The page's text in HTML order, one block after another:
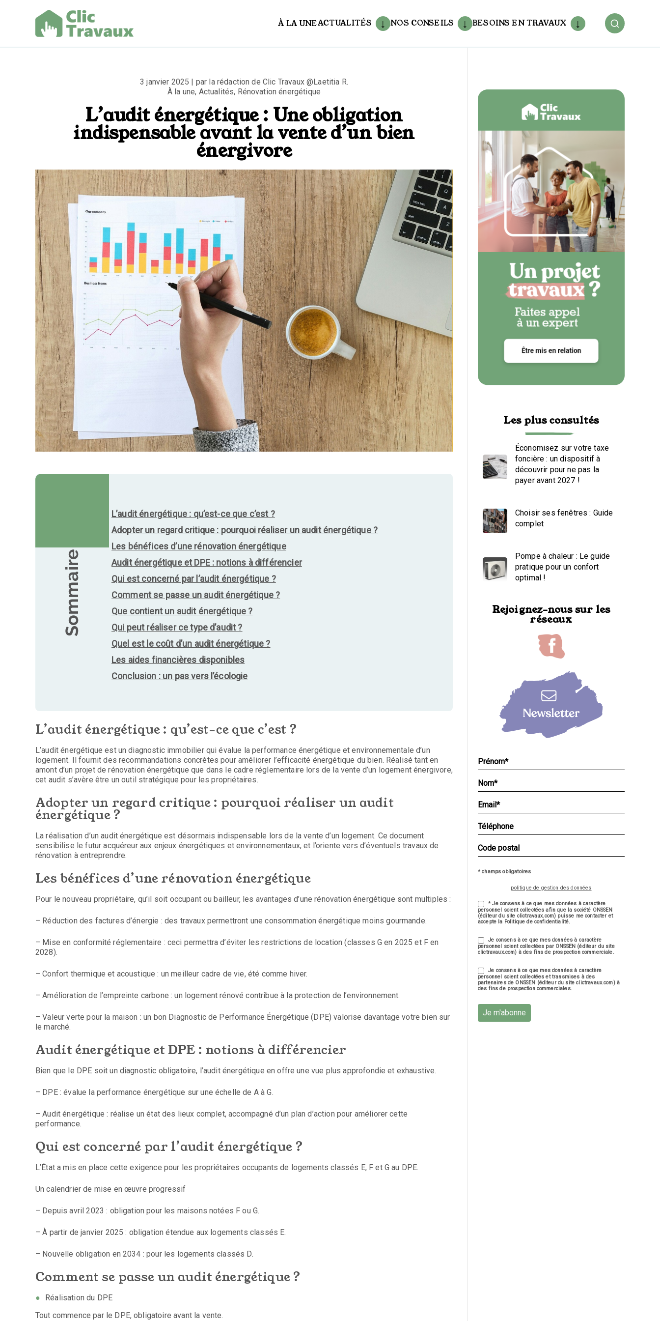
À LA UNEACTUALITÉS NOS CONSEILS BESOINS EN TRAVAUX
3 janvier 2025 | par la rédaction de Clic Travaux @Laetitia R.
À la une, Actualités, Rénovation énergétique
L’audit énergétique : Une obligation
indispensable avant la vente d’un bien
énergivore
Sommaire
L’audit énergétique : qu’est-ce que c’est ?
Adopter un regard critique : pourquoi réaliser un audit énergétique ?
Les bénéfices d’une rénovation énergétique
Audit énergétique et DPE : notions à différencier
Qui est concerné par l’audit énergétique ?
Comment se passe un audit énergétique ?
Que contient un audit énergétique ?
Qui peut réaliser ce type d’audit ?
Quel est le coût d’un audit énergétique ?
Les aides financières disponibles
Conclusion : un pas vers l’écologie
L’audit énergétique : qu’est-ce que c’est ?
L’audit énergétique est un diagnostic immobilier qui évalue la performance énergétique et environnementale d’un
logement. Il fournit des recommandations concrètes pour améliorer l’efficacité énergétique du bien. Réalisé tant en
amont d’un projet de rénovation énergétique que dans le cadre réglementaire lors de la vente d’un logement énergivore,
cet audit s’avère être un outil stratégique pour les propriétaires.
Adopter un regard critique : pourquoi réaliser un audit
énergétique ?
La réalisation d’un audit énergétique est désormais indispensable lors de la vente d’un logement. Ce document
sensibilise le futur acquéreur aux enjeux énergétiques et environnementaux, et l’oriente vers d’éventuels travaux de
rénovation à entreprendre.
Les bénéfices d’une rénovation énergétique
Pour le nouveau propriétaire, qu’il soit occupant ou bailleur, les avantages d’une rénovation énergétique sont multiples :
– Réduction des factures d’énergie : des travaux permettront une consommation énergétique moins gourmande.
– Mise en conformité réglementaire : ceci permettra d’éviter les restrictions de location (classes G en 2025 et F en
2028).
– Confort thermique et acoustique : un meilleur cadre de vie, été comme hiver.
– Amélioration de l’empreinte carbone : un logement rénové contribue à la protection de l’environnement.
– Valeur verte pour la maison : un bon Diagnostic de Performance Énergétique (DPE) valorise davantage votre bien sur
le marché.
Audit énergétique et DPE : notions à différencier
Bien que le DPE soit un diagnostic obligatoire, l’audit énergétique en offre une vue plus approfondie et exhaustive.
– DPE : évalue la performance énergétique sur une échelle de A à G.
– Audit énergétique : réalise un état des lieux complet, accompagné d’un plan d’action pour améliorer cette
performance.
Qui est concerné par l’audit énergétique ?
L’État a mis en place cette exigence pour les propriétaires occupants de logements classés E, F et G au DPE.
Un calendrier de mise en œuvre progressif
– Depuis avril 2023 : obligation pour les maisons notées F ou G.
– À partir de janvier 2025 : obligation étendue aux logements classés E.
– Nouvelle obligation en 2034 : pour les logements classés D.
Comment se passe un audit énergétique ?
Réalisation du DPE
Tout commence par le DPE, obligatoire avant la vente.
Les plus consultés
Économisez sur votre taxe
foncière : un dispositif à
découvrir pour ne pas la
payer avant 2027 !
Choisir ses fenêtres : Guide
complet
Pompe à chaleur : Le guide
pratique pour un confort
optimal !
Rejoignez-nous sur les
réseaux
* champs obligatoires
politique de gestion des données
* Je consens à ce que mes données à caractère
personnel soient collectées afin que la société ONSSEN
(éditeur du site clictravaux.com) puisse me contacter et
accepte la Politique de confidentialité.
Je consens à ce que mes données à caractère
personnel soient collectées par ONSSEN (éditeur du site
clictravaux.com) à des fins de prospection commerciale.
Je consens à ce que mes données à caractère
personnel soient collectées et transmises à des
partenaires de ONSSEN (éditeur du site clictravaux.com) à
des fins de prospection commerciales.
Je m'abonne